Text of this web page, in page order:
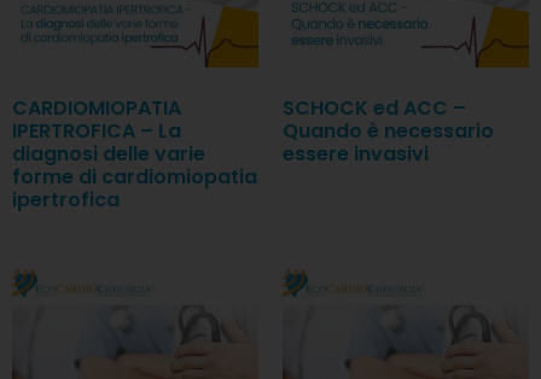
CARDIOMIOPATIA
IPERTROFICA – La
diagnosi delle varie
forme di cardiomiopatia
ipertrofica
SCHOCK ed ACC –
Quando è necessario
essere invasivi